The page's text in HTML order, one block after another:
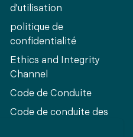
d'utilisation
politique de
confidentialité
Ethics and Integrity
Channel
Code de Conduite
Code de conduite des